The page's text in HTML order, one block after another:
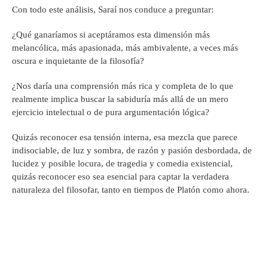
Con todo este análisis, Saraí nos conduce a preguntar:
¿Qué ganaríamos si aceptáramos esta dimensión más
melancólica, más apasionada, más ambivalente, a veces más
oscura e inquietante de la filosofía?
¿Nos daría una comprensión más rica y completa de lo que
realmente implica buscar la sabiduría más allá de un mero
ejercicio intelectual o de pura argumentación lógica?
Quizás reconocer esa tensión interna, esa mezcla que parece
indisociable, de luz y sombra, de razón y pasión desbordada, de
lucidez y posible locura, de tragedia y comedia existencial,
quizás reconocer eso sea esencial para captar la verdadera
naturaleza del filosofar, tanto en tiempos de Platón como ahora.